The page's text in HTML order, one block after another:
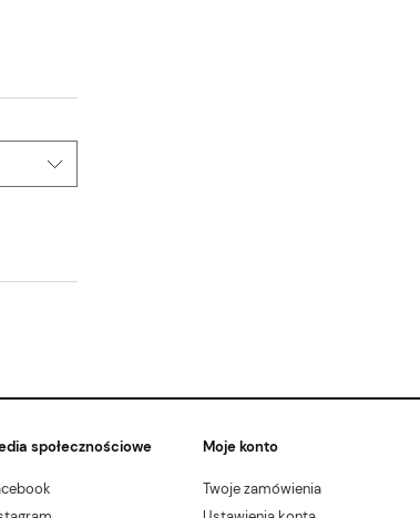
społecznościowe Moje konto
Twoje zamówienia